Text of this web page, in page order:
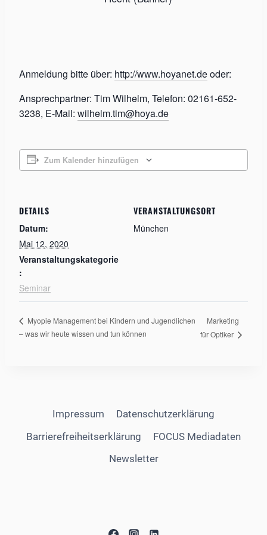
Anmeldung bitte über: http://www.hoyanet.deoder:
Ansprechpartner: Tim Wilhelm, Telefon: 02161-652-
3238, E-Mail: wilhelm.tim@hoya.de
Zum Kalender hinzufügen
DETAILS
Datum:
Mai 12, 2020
Veranstaltungskategorie
:
Seminar
VERANSTALTUNGSORT
München
Myopie Management bei Kindern und Jugendlichen
– was wir heute wissen und tun können
Marketing
für Optiker
Impressum
Datenschutzerklärung
Barrierefreiheitserklärung
FOCUS Mediadaten
Newsletter